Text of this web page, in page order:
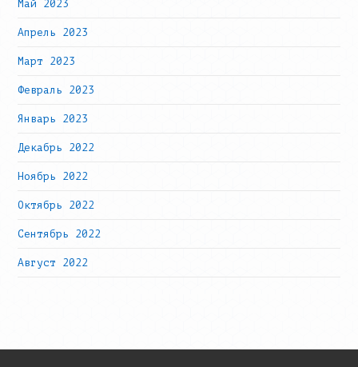
Май 2023
Апрель 2023
Март 2023
Февраль 2023
Январь 2023
Декабрь 2022
Ноябрь 2022
Октябрь 2022
Сентябрь 2022
Август 2022